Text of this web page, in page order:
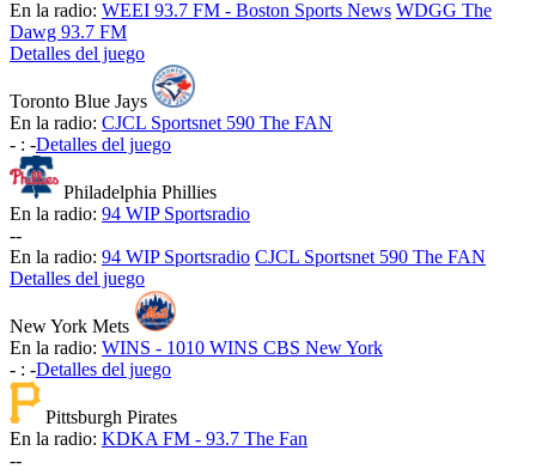
En la radio: WEEI 93.7 FM - Boston Sports News WDGG The
Dawg 93.7 FM
Detalles del juego
Toronto Blue Jays
En la radio: CJCL Sportsnet 590 The FAN
- : -Detalles del juego
Philadelphia Phillies
En la radio: 94 WIP Sportsradio
--
En la radio: 94 WIP Sportsradio CJCL Sportsnet 590 The FAN
Detalles del juego
New York Mets
En la radio: WINS - 1010 WINS CBS New York
- : -Detalles del juego
Pittsburgh Pirates
En la radio: KDKA FM - 93.7 The Fan
--